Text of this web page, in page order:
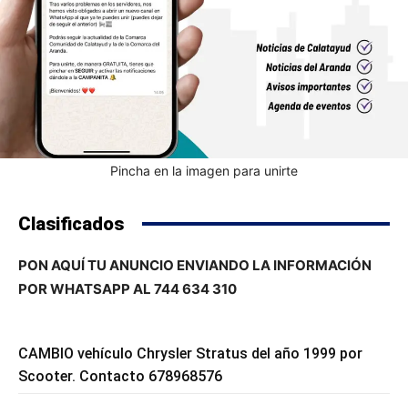
Pincha en la imagen para unirte
Clasificados
PON AQUÍ TU ANUNCIO ENVIANDO LA INFORMACIÓN
POR WHATSAPP AL 744 634 310
CAMBIO vehículo Chrysler Stratus del año 1999 por
Scooter. Contacto 678968576